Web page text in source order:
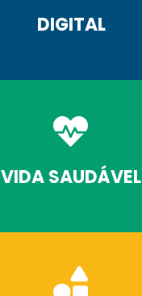
DIGITAL
VIDA SAUDÁVEL